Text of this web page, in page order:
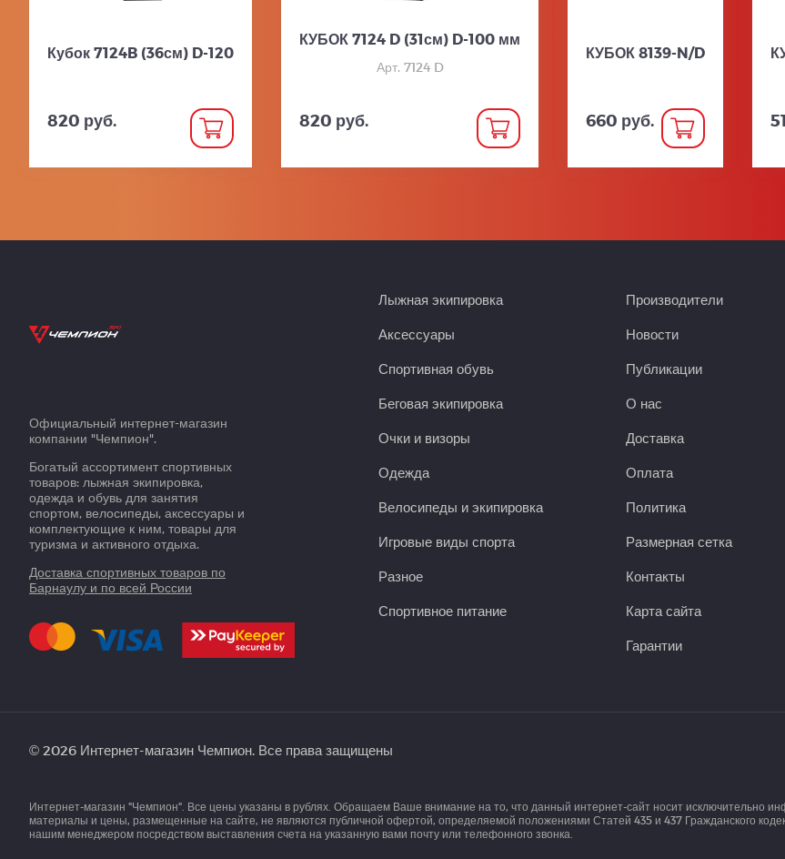
Кубок 7124B (36см) D-120
820 руб.
КУБОК 7124 D (31см) D-100 мм
Арт. 7124 D
820 руб.
КУБОК 8139-N/D
660 руб.
Официальный интернет-магазин
компании "Чемпион".
Богатый ассортимент спортивных
товаров: лыжная экипировка,
одежда и обувь для занятия
спортом, велосипеды, аксессуары и
комплектующие к ним, товары для
туризма и активного отдыха.
Доставка спортивных товаров по
Барнаулу и по всей России
Лыжная экипировка
Аксессуары
Спортивная обувь
Беговая экипировка
Очки и визоры
Одежда
Велосипеды и экипировка
Игровые виды спорта
Разное
Спортивное питание
Производители
Новости
Публикации
О нас
Доставка
Оплата
Политика
Размерная сетка
Контакты
Карта сайта
Гарантии
© 2026 Интернет-магазин Чемпион. Все права защищены
Интернет-магазин "Чемпион". Все цены указаны в рублях. Обращаем Ваше внимание на то, что данный интернет-сайт носит исключительно
материалы и цены, размещенные на сайте, не являются публичной офертой, определяемой положениями Статей 435 и 437 Гражданского
нашим менеджером посредством выставления счета на указанную вами почту или телефонного звонка.